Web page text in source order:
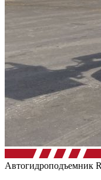
Автогидроподъемник